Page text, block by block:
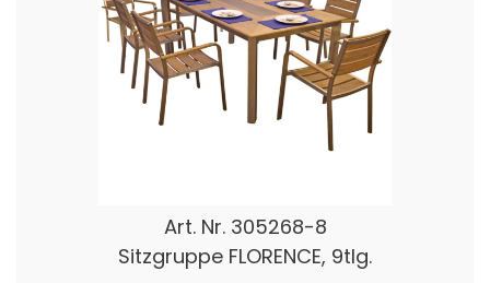
Art. Nr. 305268-8
Sitzgruppe FLORENCE, 9tlg.